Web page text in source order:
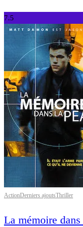
7.5
ActionDerniers ajoutsThriller
La mémoire